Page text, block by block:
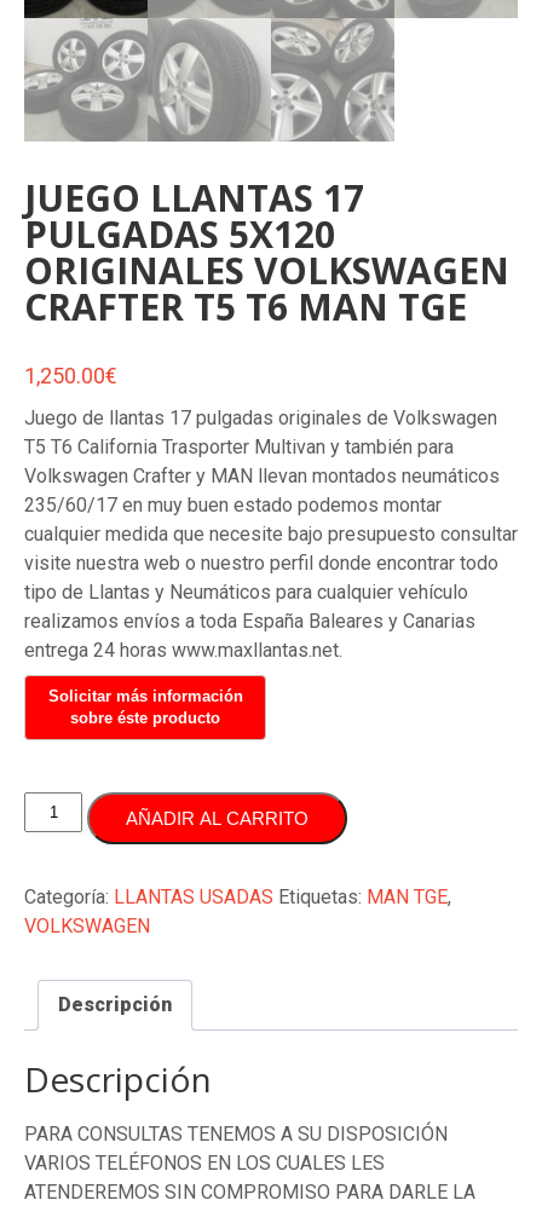
JUEGO LLANTAS 17
PULGADAS 5X120
ORIGINALES VOLKSWAGEN
CRAFTER T5 T6 MAN TGE
1,250.00€
Juego de llantas 17 pulgadas originales de Volkswagen
T5 T6 California Trasporter Multivan y también para
Volkswagen Crafter y MAN llevan montados neumáticos
235/60/17 en muy buen estado podemos montar
cualquier medida que necesite bajo presupuesto consultar
visite nuestra web o nuestro perfil donde encontrar todo
tipo de Llantas y Neumáticos para cualquier vehículo
realizamos envíos a toda España Baleares y Canarias
entrega 24 horas www.maxllantas.net.
JUEGO
LLANTAS
PULGADAS
5X120
VOLKSWAGEN
CRAFTER
T5
T6
MAN
TGE
cantidad
AÑADIR AL CARRITO
Categoría: LLANTAS USADAS Etiquetas: MAN TGE,
VOLKSWAGEN
Descripción
Descripción
PARA CONSULTAS TENEMOS A SU DISPOSICIÓN
VARIOS TELÉFONOS EN LOS CUALES LES
ATENDEREMOS SIN COMPROMISO PARA DARLE LA